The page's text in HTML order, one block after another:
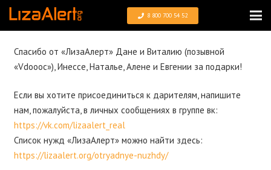
8 800 700 54 52
Спасибо от «ЛизаАлерт» Дане и Виталию (позывной
«Vdoooc»), Инессе, Наталье, Алене и Евгении за подарки!
Если вы хотите присоединиться к дарителям, напишите
нам, пожалуйста, в личных сообщениях в группе вк:
https://vk.com/lizaalert_real
Список нужд «ЛизаАлерт» можно найти здесь:
https://lizaalert.org/otryadnye-nuzhdy/